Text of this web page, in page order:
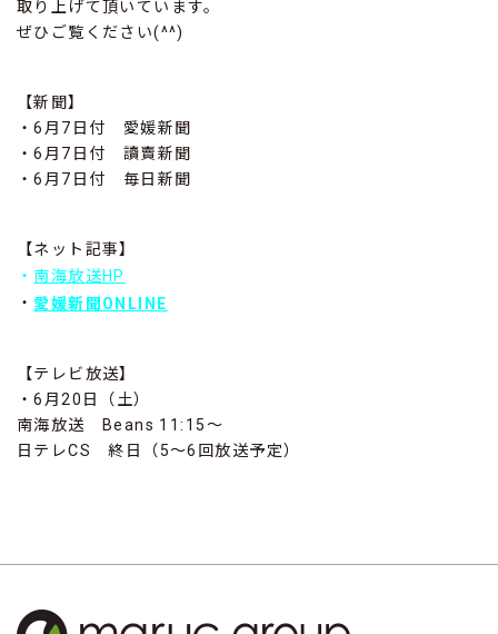
取り上げて頂いています。
ぜひご覧ください(^^)
【新聞】
・6月7日付 愛媛新聞
・6月7日付 讀賣新聞
・6月7日付 毎日新聞
【ネット記事】
・ 南海放送HP
・ 愛媛新聞ONLINE
【テレビ放送】
・6月20日（土）
南海放送 Beans 11:15～
日テレCS 終日（5～6回放送予定）